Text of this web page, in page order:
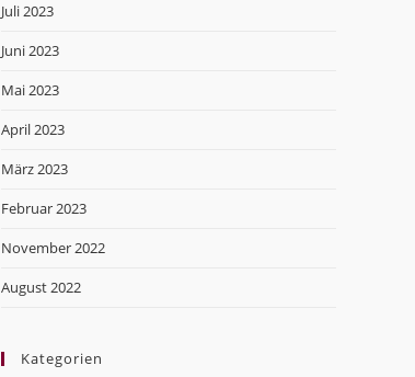
Juli 2023
Juni 2023
Mai 2023
April 2023
März 2023
Februar 2023
November 2022
August 2022
Kategorien